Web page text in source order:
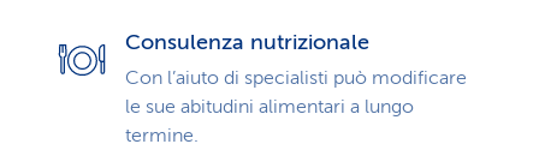
Consulenza nutrizionale
Con l’aiuto di specialisti può modificare
le sue abitudini alimentari a lungo
termine.